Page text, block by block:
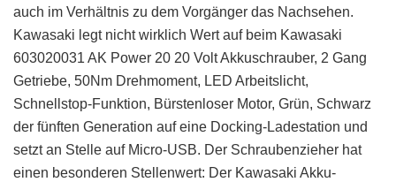
auch im Verhältnis zu dem Vorgänger das Nachsehen.
Kawasaki legt nicht wirklich Wert auf beim Kawasaki
603020031 AK Power 20 20 Volt Akkuschrauber, 2 Gang
Getriebe, 50Nm Drehmoment, LED Arbeitslicht,
Schnellstop-Funktion, Bürstenloser Motor, Grün, Schwarz
der fünften Generation auf eine Docking-Ladestation und
setzt an Stelle auf Micro-USB. Der Schraubenzieher hat
einen besonderen Stellenwert: Der Kawasaki Akku-